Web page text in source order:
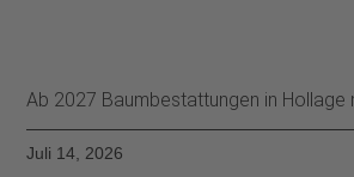
Ab 2027 Baumbestattungen in Hollage
Juli 14, 2026